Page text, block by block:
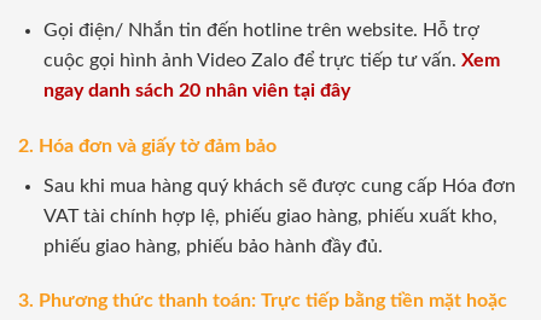
Gọi điện/ Nhắn tin đến hotline trên website. Hỗ trợ
cuộc gọi hình ảnh Video Zalo để trực tiếp tư vấn. Xem
ngay danh sách 20 nhân viên tại đây
2. Hóa đơn và giấy tờ đảm bảo
Sau khi mua hàng quý khách sẽ được cung cấp Hóa đơn
VAT tài chính hợp lệ, phiếu giao hàng, phiếu xuất kho,
phiếu giao hàng, phiếu bảo hành đầy đủ.
3. Phương thức thanh toán: Trực tiếp bằng tiền mặt hoặc